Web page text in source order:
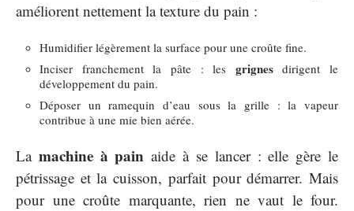
améliorent nettement la texture du pain :
Humidifier légèrement la surface pour une croûte fine.
Inciser franchement la pâte : les grignesdirigent le
développement du pain.
Déposer un ramequin d’eau sous la grille : la vapeur
contribue à une mie bien aérée.
La machine à pain aide à se lancer : elle gère le
pétrissage et la cuisson, parfait pour démarrer. Mais
pour une croûte marquante, rien ne vaut le four.